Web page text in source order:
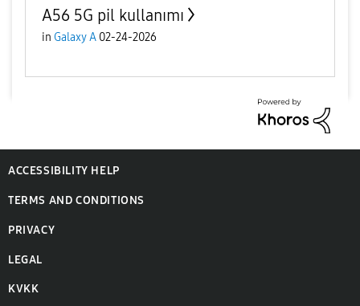
A56 5G pil kullanımı
in Galaxy A 02-24-2026
ACCESSIBILITY HELP
TERMS AND CONDITIONS
PRIVACY
LEGAL
KVKK